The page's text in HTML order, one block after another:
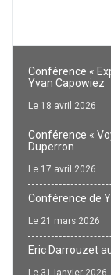
Conférence «
Yvan Capowiez
Le 18 avril 2026
Conférence «
Duperron
Le 17 avril 2026
Conférence de
Le 21 mars 2026
Eric Darrouzet